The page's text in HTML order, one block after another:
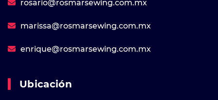
rosario@rosmarsewing.com.mx
marissa@rosmarsewing.com.mx
enrique@rosmarsewing.com.mx
Ubicación